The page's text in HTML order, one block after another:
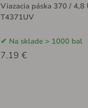
Viazacia páska 370 / 4,8
T4371UV
Na sklade > 1000 bal
7.19 €